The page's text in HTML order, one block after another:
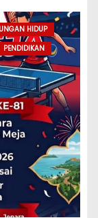
HIDUP
PENDIDIKAN